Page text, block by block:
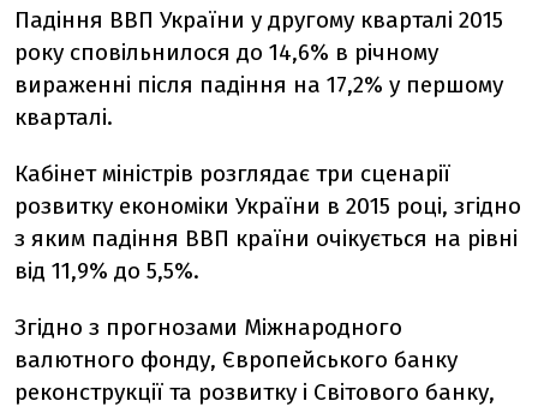
Падіння ВВП України у другому кварталі 2015
року сповільнилося до 14,6% в річному
вираженні після падіння на 17,2% у першому
кварталі.
Кабінет міністрів розглядає три сценарії
розвитку економіки України в 2015 році, згідно
з яким падіння ВВП країни очікується на рівні
від 11,9% до 5,5%.
Згідно з прогнозами Міжнародного
валютного фонду, Європейського банку
реконструкції та розвитку і Світового банку,